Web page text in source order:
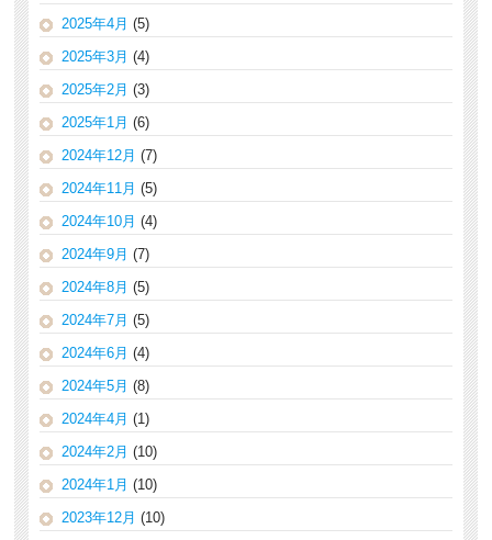
2025年4月 (5)
2025年3月 (4)
2025年2月 (3)
2025年1月 (6)
2024年12月 (7)
2024年11月 (5)
2024年10月 (4)
2024年9月 (7)
2024年8月 (5)
2024年7月 (5)
2024年6月 (4)
2024年5月 (8)
2024年4月 (1)
2024年2月 (10)
2024年1月 (10)
2023年12月 (10)